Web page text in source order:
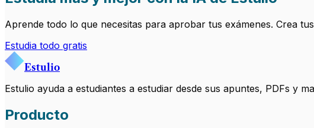
Aprende todo lo que necesitas para aprobar tus exámenes. Crea
Estudia todo gratis
Estulio
Estulio ayuda a estudiantes a estudiar desde sus apuntes, PDFs y
Producto